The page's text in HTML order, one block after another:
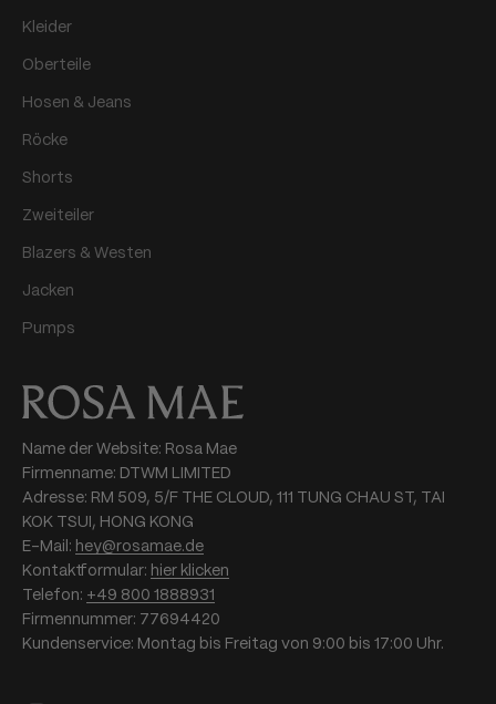
Kleider
Oberteile
Hosen & Jeans
Röcke
Shorts
Zweiteiler
Blazers & Westen
Jacken
Pumps
Name der Website: Rosa Mae
Firmenname: DTWM LIMITED
Adresse: RM 509, 5/F THE CLOUD, 111 TUNG CHAU ST, TAI
KOK TSUI, HONG KONG
E-Mail: hey@rosamae.de
Kontaktformular: hier klicken
Telefon: +49 800 1888931
Firmennummer: 77694420
Kundenservice: Montag bis Freitag von 9:00 bis 17:00 Uhr.